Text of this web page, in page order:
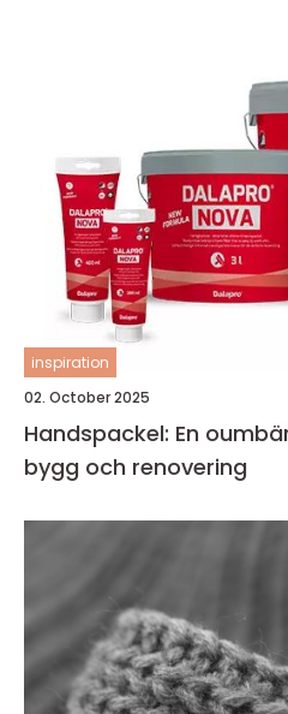
inspiration
02. October 2025
Handspackel: En
bygg och renovering